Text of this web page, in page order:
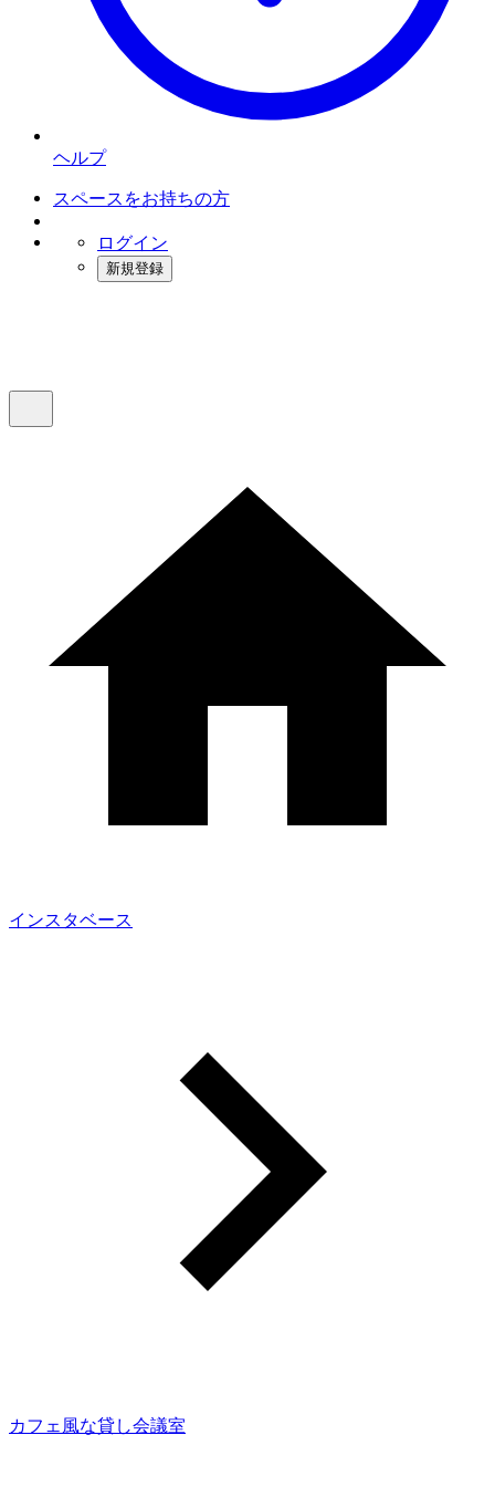
ヘルプ
スペースをお持ちの方
ログイン
新規登録
インスタベース
カフェ風な貸し会議室